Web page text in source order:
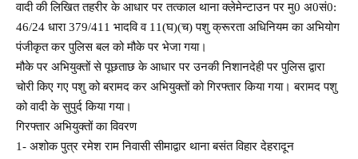
वादी की लिखित तहरीर के आधार पर तत्काल थाना क्लेमेन्टाउन पर मु0 अ0सं0:
46/24 धारा 379/411 भादवि व 11(घ)(च) पशु क्रूरता अधिनियम का अभियोग
पंजीकृत कर पुलिस बल को मौके पर भेजा गया।
मौके पर अभियुक्तों से पूछताछ के आधार पर उनकी निशानदेही पर पुलिस द्वारा
चोरी किए गए पशु को बरामद कर अभियुक्तों को गिरफ्तार किया गया। बरामद पशु
को वादी के सुपुर्द किया गया।
गिरफ्तार अभियुक्तों का विवरण
1- अशोक पुत्र रमेश राम निवासी सीमाद्वार थाना बसंत विहार देहरादून